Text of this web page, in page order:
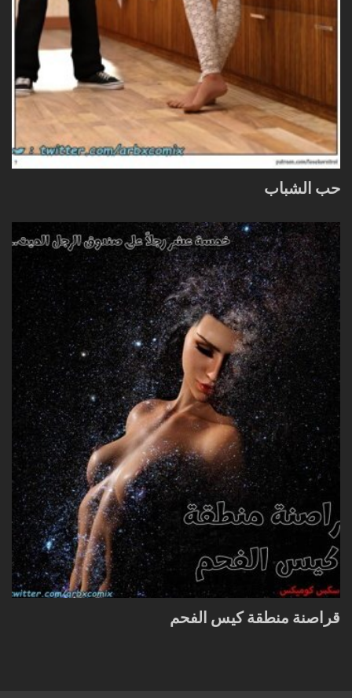
حب الشباب
قراصنة منطقة كيس الفحم